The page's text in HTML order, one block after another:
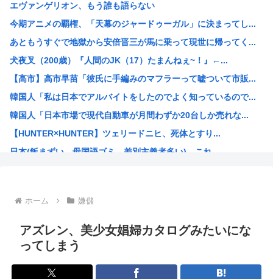
【高学歴発達障害】IQ凸凹でも生きる道はある？プラント保...
【画像】「エロアニメ」、一向に進化しないwww
定食屋ワイ「天ぷらうどん」店員「お待ちどう」蕎麦アレルギ...
30代夫婦「助けて！ 念願のマイホームが東京に建てられな...
【画像】ショートスリーパー堀大輔さんの若い頃がイケメンス...
【衝撃】NHKさん、みんなが見て見ぬふりをしてきた事を突...
樹里と中学生のカーセクロス完全版。捜索進展した！
【動画像】ミス東大が可愛いと話題に
エヴァンゲリオン、もう誰も語らない
今期アニメの覇権、「天幕のジャードゥーガル」に決まってし...
あともうすぐで地獄から安倍晋三が馬に乗って現世に帰ってく...
犬夜叉（200歳）『人間のJK（17）たまんねぇ~！』←...
【高市】高市早苗「彼氏に手編みのマフラーって嘘ついて市販...
韓国人「私は日本でアルバイトをしたのでよく知っているので...
韓国人「日本市場で現代自動車が月間わずか20台しか売れな...
【HUNTER×HUNTER】ツェリードニヒ、死体とすり...
日本(飯まずい、母国語ゴミ、差別主義者多い)←これ
小野田紀美大臣「憲法で定められた国民の義務は【勤労・納税...
「(玉城デニー知事は)極左暴力集団が全部支えている」大浜...
自民党「グエンやクルドなら介護士資格なくても介護の仕事し...
ホーム 嫌儲
アズレン、美少女娼婦カタログみたいにな
ってしまう